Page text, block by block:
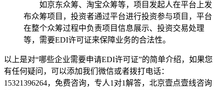
如京东众筹、淘宝众筹等，项目发起人在平台上发
布众筹项目，投资者通过平台进行投资参与项目，平台
在整个众筹过程中负责项目信息展示、投资交易处理
等，需要EDI许可证来保障业务的合法性。
以上是对“哪些企业需要申请EDI许可证”的简单介绍，如果您
有任何疑问，可以添加我们微信或者拨打电话：
15321396264，免费咨询，专人1对1解答，北京壹点壹线咨询